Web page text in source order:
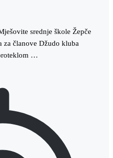
srednje škole Žepče
za članove Džudo kluba
…